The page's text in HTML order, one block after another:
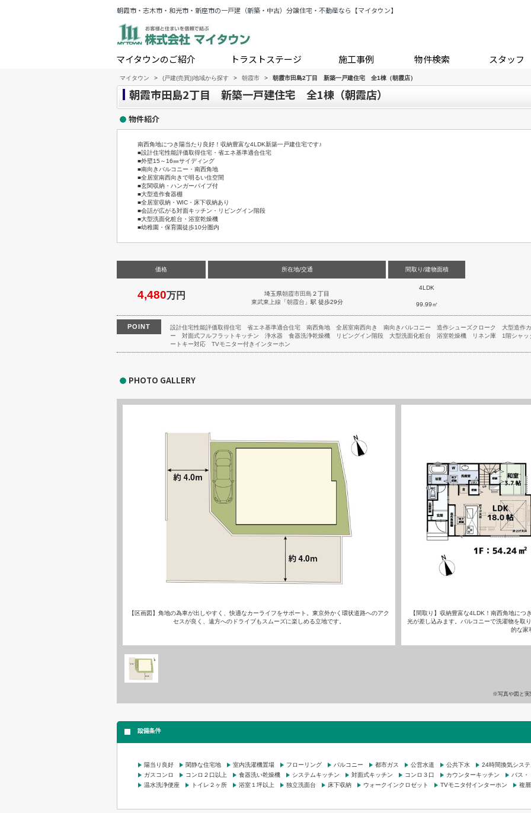
朝霞市・志木市・和光市・新座市の一戸建（新築・中古）分譲住宅・不動産なら【マイタウン】
マイタウンのご紹介 トラストステージ 施工事例 物件検索 スタッフ
マイタウン > (戸建(売買))地域から探す > 朝霞市 > 朝霞市田島2丁目 新築一戸建住宅 全1棟（朝霞店）
朝霞市田島2丁目 新築一戸建住宅 全1棟（朝霞店）
物件紹介
南西角地につき陽当たり良好！収納豊富な4LDK新築一戸建住宅です♪
■設計住宅性能評価取得住宅・省エネ基準適合住宅
■外壁15～16㎜サイディング
■南向きバルコニー・南西角地
■全居室南西向きで明るい住空間
■玄関収納・ハンガーパイプ付
■大型造作食器棚
■全居室収納・WIC・床下収納あり
■会話が広がる対面キッチン・リビングイン階段
■大型洗面化粧台・浴室乾燥機
■幼稚園・保育園徒歩10分圏内
価格
4,480万円
所在地/交通
埼玉県朝霞市田島 ２丁目
東武東上線 「朝霞台 」駅 徒歩29分
間取り/建物面積
4LDK
99.99㎡
POINT 設計住宅性能評価取得住宅 省エネ基準適合住宅 南西角地 全居室南西向き 南向きバルコニー 造作シューズクローク
大型造作
ー
対面式フルフラットキッチン 浄水器 食器洗浄乾燥機 リビングイン階段 大型洗面化粧台 浴室乾燥機 リネン庫
1階シャッ
ートキー対応
TVモニター付きインターホン
PHOTO GALLERY
【区画図】角地の為車が出しやすく、快適なカーライフをサポート。東京外かく環状道路へのアク
セスが良く、遠方へのドライブもスムーズに楽しめる立地です。
【間取り】収納豊富な4LDK！南西角地につ
光が差し込みます。バルコニーで洗濯物を取
的な家
※写真や図と実
設備条件
陽当り良好 閑静な住宅地 室内洗濯機置場 フローリング バルコニー 都市ガス 公営水道 公共下水
24時間換気シス
ガスコンロ
コンロ２口以上 食器洗い乾燥機 システムキッチン 対面式キッチン コンロ３口 カウンターキッチン
バス・
温水洗浄便座
トイレ２ヶ所 浴室１坪以上 独立洗面台 床下収納 ウォークインクロゼット TVモニタ付インターホン 複